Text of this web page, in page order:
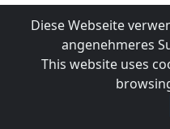
Diese Webseite
angenehmeres
This website uses